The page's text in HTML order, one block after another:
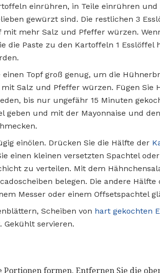
einrühren, in Teile einrühren und
gewürzt sind. Die restlichen 3
mit mehr Salz und Pfeffer würzen.
die Paste zu den Kartoffeln 1 Esslöffel
Topf groß genug, um die
Salz und Pfeffer würzen. Fügen Sie
bis nur ungefähr 15 Minuten
geben und mit der Mayonnaise und
einölen. Drücken Sie die Hälfte der
einen kleinen versetzten Spachtel
zu verteilen. Mit dem
belegen. Die andere
Messer oder einem Offsetspachtel
Scheiben von hart gekochten
Gekühlt servieren.
formen. Entfernen Sie die